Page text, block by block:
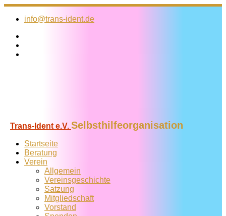
Zum
Inhalt
info@trans-ident.de
Trans-Ident e.V. Selbsthilfeorganisation
Startseite
Beratung
Verein
Allgemein
Vereins­geschichte
Satzung
Mitglied­schaft
Vorstand